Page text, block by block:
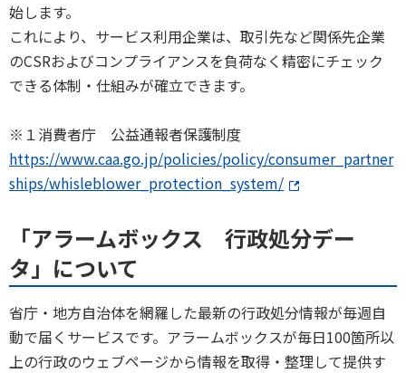
始します。
これにより、サービス利用企業は、取引先など関係先企業
のCSRおよびコンプライアンスを負荷なく精密にチェック
できる体制・仕組みが確立できます。
※１消費者庁 公益通報者保護制度
https://www.caa.go.jp/policies/policy/consumer_partner
ships/whisleblower_protection_system/
「アラームボックス 行政処分デー
タ」について
省庁・地方自治体を網羅した最新の行政処分情報が毎週自
動で届くサービスです。アラームボックスが毎日100箇所以
上の行政のウェブページから情報を取得・整理して提供す